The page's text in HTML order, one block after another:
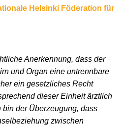
Helsinki Föderation für
Anerkennung, dass der
und Organ eine untrennbare
ein gesetzliches Recht
dieser Einheit ärztlich
der Überzeugung, dass
zwischen